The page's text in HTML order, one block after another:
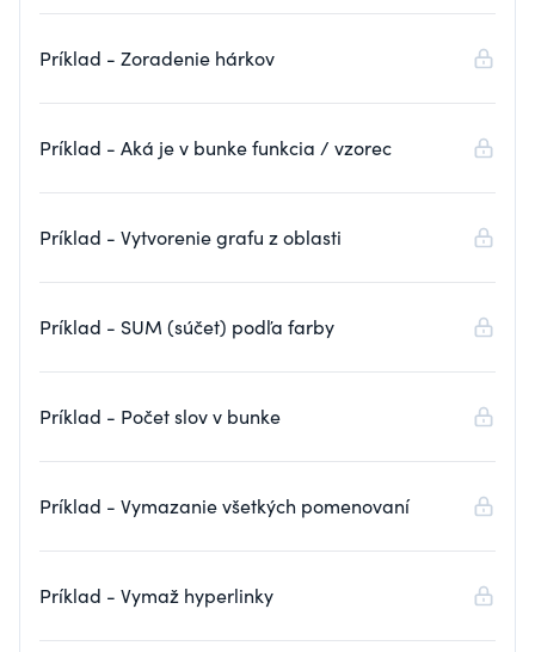
Príklad - Zoradenie hárkov
Príklad - Aká je v bunke funkcia / vzorec
Príklad - Vytvorenie grafu z oblasti
Príklad - SUM (súčet) podľa farby
Príklad - Počet slov v bunke
Príklad - Vymazanie všetkých pomenovaní
Príklad - Vymaž hyperlinky